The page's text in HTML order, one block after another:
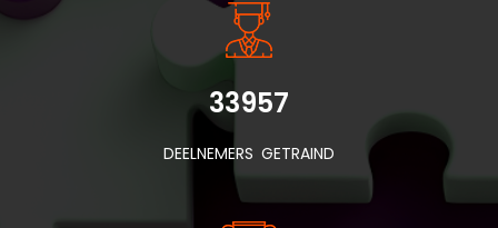
33957
DEELNEMERS GETRAIND